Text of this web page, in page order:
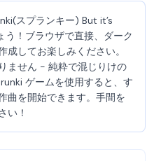
スプランキー) But it’s
！ブラウザで直接、ダーク
してお楽しみください。
ません - 純粋で混じりけの
ゲームを使用すると、す
曲を開始できます。手間を
い！